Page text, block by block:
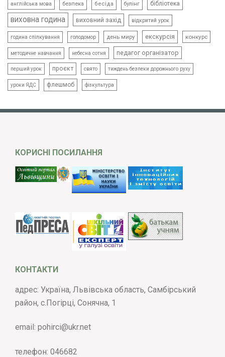
англійська мова безпека бесіда булінг бібліотека
виховна година виховний захід відкритий урок
година спілкування голодомор день миру екскурсія конкурс
методичне навчання небесна сотня педагог організатор
перший урок проєкт свято тиждень безпеки дорожнього руху
уроки ЯДС флешмоб фізкультура
КОРИСНІ ПОСИЛАННЯ
КОНТАКТИ
адрес: Україна, Львівська область, Самбірський
район, с.Погірці, Сонячна, 1
email: pohirci@ukr.net
телефон: 046682